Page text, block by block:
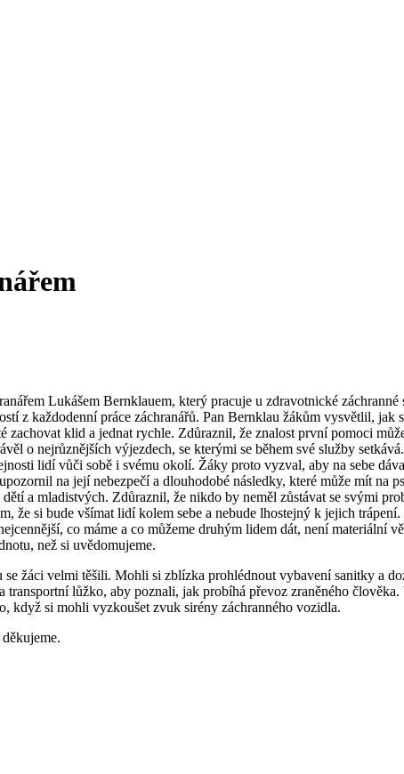
Lukášem Bernklauem, který pracuje u zdravotnické
z každodenní práce záchranářů. Pan Bernklau žákům vysvětlil,
zachovat klid a jednat rychle. Zdůraznil, že znalost první pomoci
o nejrůznějších výjezdech, se kterými se během své služby
lidí vůči sobě i svému okolí. Žáky proto vyzval, aby na sebe
na její nebezpečí a dlouhodobé následky, které může mít na
a mladistvých. Zdůraznil, že nikdo by neměl zůstávat se svými
že si bude všímat lidí kolem sebe a nebude lhostejný k jejich trápení.
co máme a co můžeme druhým lidem dát, není materiální
než si uvědomujeme.
žáci velmi těšili. Mohli si zblízka prohlédnout vybavení sanitky a
lůžko, aby poznali, jak probíhá převoz zraněného
když si mohli vyzkoušet zvuk sirény záchranného vozidla.